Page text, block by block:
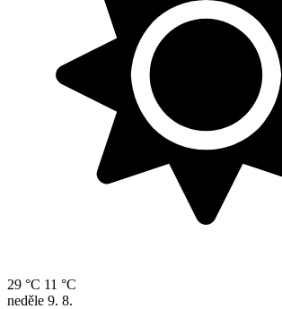
29 °C 11 °C
neděle 9. 8.